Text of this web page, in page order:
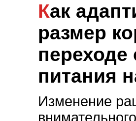
Как адаптировать
размер
переходе
питания
Изменение